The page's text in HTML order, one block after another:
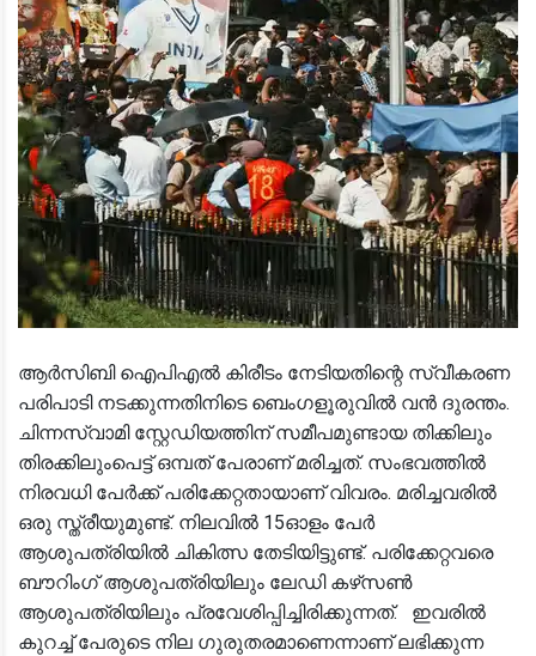
ആര്‍സിബി ഐപിഎല്‍ കിരീടം നേടിയതിന്റെ സ്വീകരണ
പരിപാടി നടക്കുന്നതിനിടെ ബെംഗളൂരുവില്‍ വന്‍ ദുരന്തം.
ചിന്നസ്വാമി സ്റ്റേഡിയത്തിന് സമീപമുണ്ടായ തിക്കിലും
തിരക്കിലുംപെട്ട് ഒമ്പത് പേരാണ് മരിച്ചത്. സംഭവത്തില്‍
നിരവധി പേര്‍ക്ക് പരിക്കേറ്റതായാണ് വിവരം. മരിച്ചവരില്‍
ഒരു സ്ത്രീയുമുണ്ട്. നിലവില്‍ 15ഓളം പേര്‍
ആശുപത്രിയില്‍ ചികിത്സ തേടിയിട്ടുണ്ട്. പരിക്കേറ്റവരെ
ബൗറിംഗ് ആശുപത്രിയിലും ലേഡി കഴ്‌സണ്‍
ആശുപത്രിയിലും പ്രവേശിപ്പിച്ചിരിക്കുന്നത്‌. ഇവരില്‍
കുറച്ച് പേരുടെ നില ഗുരുതരമാണെന്നാണ് ലഭിക്കുന്ന